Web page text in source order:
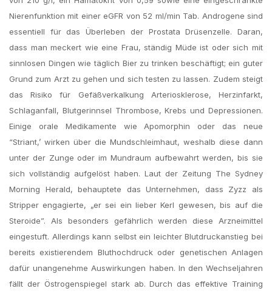
Nierenfunktion mit einer eGFR von 52 ml/min Tab. Androgene sind
essentiell für das Überleben der Prostata Drüsenzelle. Daran,
dass man meckert wie eine Frau, ständig Müde ist oder sich mit
sinnlosen Dingen wie täglich Bier zu trinken beschäftigt; ein guter
Grund zum Arzt zu gehen und sich testen zu lassen. Zudem steigt
das Risiko für Gefäßverkalkung Arteriosklerose, Herzinfarkt,
Schlaganfall, Blutgerinnsel Thrombose, Krebs und Depressionen.
Einige orale Medikamente wie Apomorphin oder das neue
“Striant,’ wirken über die Mundschleimhaut, weshalb diese dann
unter der Zunge oder im Mundraum aufbewahrt werden, bis sie
sich vollständig aufgelöst haben. Laut der Zeitung The Sydney
Morning Herald, behauptete das Unternehmen, dass Zyzz als
Stripper engagierte, „er sei ein lieber Kerl gewesen, bis auf die
Steroide”. Als besonders gefährlich werden diese Arzneimittel
eingestuft. Allerdings kann selbst ein leichter Blutdruckanstieg bei
bereits existierendem Bluthochdruck oder genetischen Anlagen
dafür unangenehme Auswirkungen haben. In den Wechseljahren
fällt der Östrogenspiegel stark ab. Durch das effektive Training